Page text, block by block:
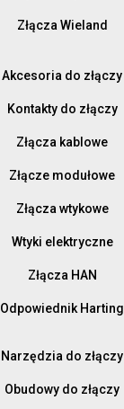
Złącza Wieland
Akcesoria do złączy
Kontakty do złączy
Złącza kablowe
Złącze modułowe
Złącza wtykowe
Wtyki elektryczne
Złącza HAN
Odpowiednik Harting
Narzędzia do złączy
Obudowy do złączy